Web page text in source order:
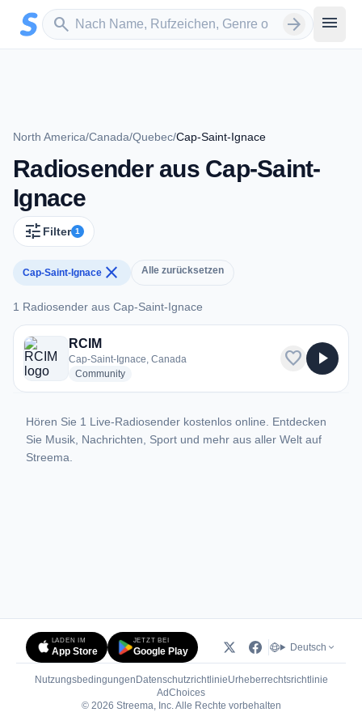
Zum Hauptinhalt springen
search
Sender suchen arrow_forward menu
North America/Canada/Quebec/Cap-Saint-Ignace
Radiosender aus Cap-Saint-
Ignace
tune Filter 1
Cap-Saint-Ignace close Alle zurücksetzen
1 Radiosender aus Cap-Saint-Ignace
1 Radiosender aus Cap-Saint-Ignace
RCIM
Cap-Saint-Ignace, Canada
Communityradio stations
favorite play_arrow
Hören Sie 1 Live-Radiosender kostenlos online. Entdecken
Sie Musik, Nachrichten, Sport und mehr aus aller Welt auf
Streema.
LADEN IM
App Store
JETZT BEI
Google Play Deutsch
Nutzungsbedingungen DatenschutzrichtlinieUrheberrechtsrichtlinie
AdChoices(öffnet in neuem Tab)
© 2026 Streema, Inc. Alle Rechte vorbehalten